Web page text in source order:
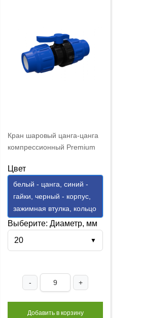
Кран шаровый цанга-цанга
компрессионный Premium
Цвет
белый - цанга, синий -
гайки, черный - корпус,
зажимная втулка, кольцо
Выберите: Диаметр, мм
20
▼
- +
Добавить в корзину